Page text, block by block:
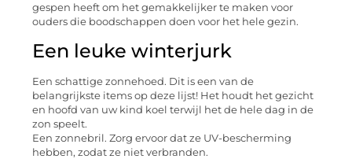
gespen heeft om het gemakkelijker te maken voor
ouders die boodschappen doen voor het hele gezin.
Een leuke winterjurk
Een schattige zonnehoed. Dit is een van de
belangrijkste items op deze lijst! Het houdt het gezicht
en hoofd van uw kind koel terwijl het de hele dag in de
zon speelt.
Een zonnebril. Zorg ervoor dat ze UV-bescherming
hebben, zodat ze niet verbranden.